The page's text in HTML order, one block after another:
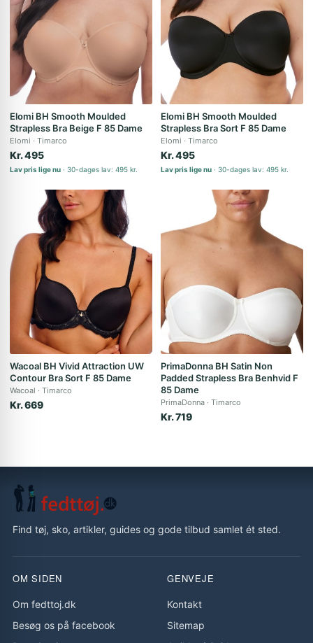
Elomi BH Smooth Moulded
Strapless Bra Beige F 85 Dame
Elomi Timarco
Kr. 495
Lav pris lige nu 30-dages lav: 495 kr.
Elomi BH Smooth Moulded
Strapless Bra Sort F 85 Dame
Elomi Timarco
Kr. 495
Lav pris lige nu 30-dages lav: 495 kr.
Wacoal BH Vivid Attraction UW
Contour Bra Sort F 85 Dame
Wacoal Timarco
Kr. 669
PrimaDonna BH Satin Non
Padded Strapless Bra Benhvid F
85 Dame
PrimaDonna Timarco
Kr. 719
Find tøj, sko, artikler, guides og gode tilbud samlet ét sted.
OM SIDEN
Om fedttoj.dk
Besøg os på facebook
GENVEJE
Kontakt
Sitemap